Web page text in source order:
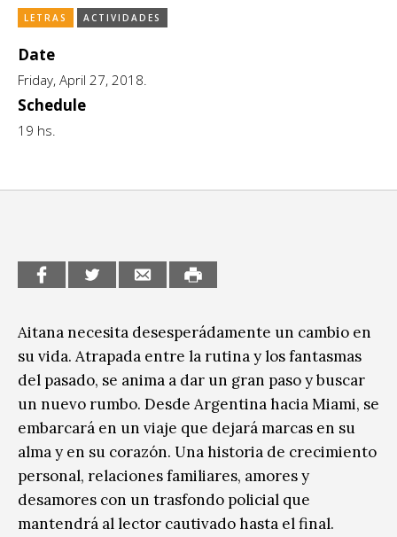
CCE en el interior/libros
Espacio itinerante de lectura infantil
Exposiciones
Formación
Género y Diversidad
Infantil y Juvenil
Letras
Música
LETRAS ACTIVIDADES
Date
Friday, April 27, 2018.
Schedule
19 hs.
Aitana necesita desesperádamente un cambio en
su vida. Atrapada entre la rutina y los fantasmas
del pasado, se anima a dar un gran paso y buscar
un nuevo rumbo. Desde Argentina hacia Miami, se
embarcará en un viaje que dejará marcas en su
alma y en su corazón. Una historia de crecimiento
personal, relaciones familiares, amores y
desamores con un trasfondo policial que
mantendrá al lector cautivado hasta el final.